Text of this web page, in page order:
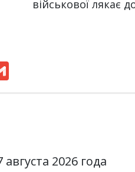
2026 года